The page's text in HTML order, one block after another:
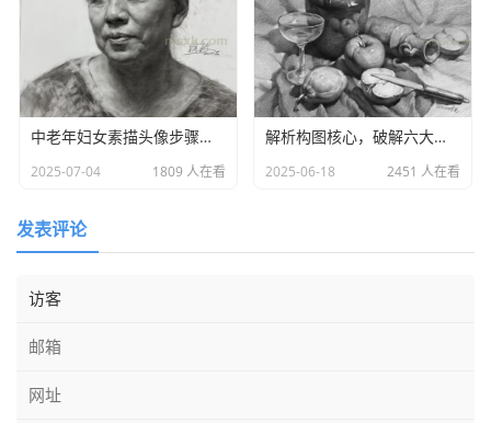
•先完成基础头部框架，十字线居中对称，水平中线为眼
•五官绘制遵循 “三庭五眼” 的简化版，眼睛放大至头
部宽度的 １／３ 左右，位置略低于水平中线，强化无辜
感；鼻子简化为小点或短线，嘴巴小巧圆润，位于眼睛下
方 １／２ 处。
十字线向左侧轻微偏移，右侧平视则向右侧偏移，同时调整
微的透视变化。
•最后添加头发，Ｑ 版头发以蓬松、圆润为主，避免尖
中老年妇女素描头像步骤分析
2025-07-04 1809 人在看
解析构图核心，破解六大构图难点之法
2025-06-18 2451 人在看
发表评论